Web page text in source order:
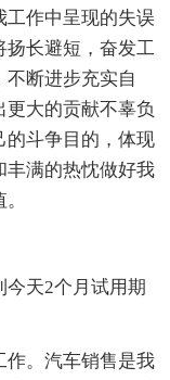
工作中呈现的失误
扬长避短，奋发工
断进步充实自
大的贡献不辜负
的斗争目的，体现
丰满的热忱做好我
天2个月试用期
作。汽车销售是我